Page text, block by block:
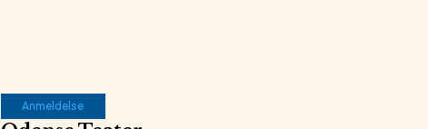
Anmeldelse